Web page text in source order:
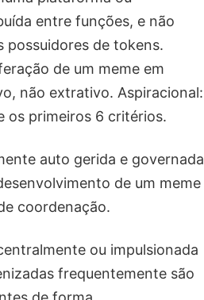
entre funções, e não
possuidores de tokens.
de um meme em
não extrativo. Aspiracional:
os primeiros 6 critérios.
auto gerida e governada
de um meme
coordenação.
ou impulsionada
frequentemente são